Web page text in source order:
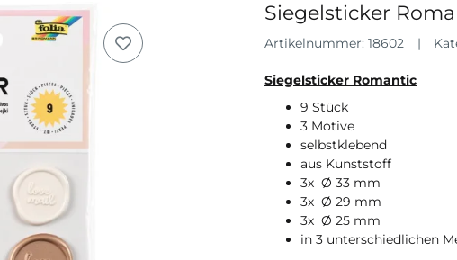
Siegelsticker
Artikelnummer: 18602
Siegelsticker Romantic
9 Stück
3 Motive
selbstklebend
aus Kunststoff
3x Ø 33 mm
3x Ø 29 mm
3x Ø 25 mm
in 3 unterschiedlichen